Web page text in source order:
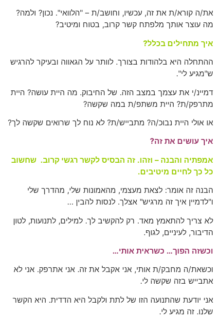
את/ה קורא/ת את זה, עכשיו, וחושב/ת – "הלוואי". נכון? ולמה?
מה עוצר אותך מלפתח קשר קרוב, בטוח ומיטיב?
איך מתחילים בכלל?
ההתחלה היא בלהודות בצורך. לוותר על הגאווה ובעיקר להרגיש
ש"מגיע לי".
דמיינ/י את עצמך במצב הזה. של החיבוק. מה היית עושה? היית
מתרפק/ת? היית משתפ/ת במה שקשה?
או אולי היית נבוכ/ה? מתבייש/ת? לא נוח לך שרואים שקשה לך?
איך עושים את זה?
אמפתיה והבנה – וזהו. זה הבסיס לקשר רגשי קרוב. שחשוב
כל כך לחיים מיטיבים.
הבנה זה אומר: לצאת מעצמי, מהאמונות שלי, מהדרך שלי
ו"לדמיין איך זה מרגיש" אצלך. לנסות להבין …
לא צריך להתאמץ מאד. רק להקשיב לך. למילים, לתנועות, לטון
הדיבור, לעיניים, לגוף.
וכשזה הפוך… כשראית אותי…
וכשאת/ה מחבק/ת אותי, אני אקבל את זה. אני אתרפק. אני לא
אתבייש בזה שקשה לי.
אני יודעת שהתנועה הזו של לתת ולקבל היא הדדית. היא הקשר
שלנו. זה מגיע לי.